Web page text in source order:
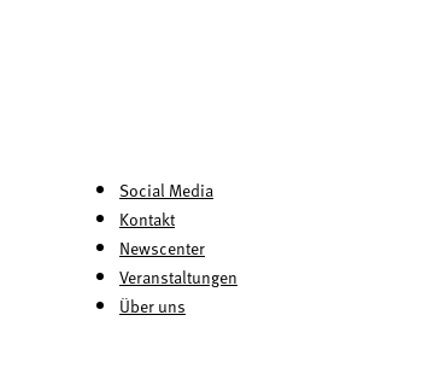
Social Media
Kontakt
Newscenter
Veranstaltungen
Über uns